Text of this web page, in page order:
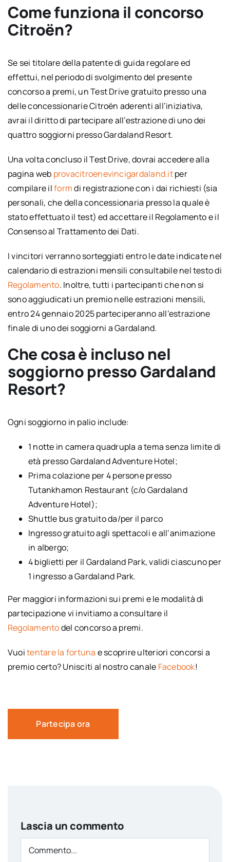
Come funziona il concorso
Citroën?
Se sei titolare della patente di guida regolare ed
effettui, nel periodo di svolgimento del presente
concorso a premi, un Test Drive gratuito presso una
delle concessionarie Citroën aderenti all’iniziativa,
avrai il diritto di partecipare all’estrazione di uno dei
quattro soggiorni presso Gardaland Resort.
Una volta concluso il Test Drive, dovrai accedere alla
pagina web provacitroenevincigardaland.itper
compilare ilformdi registrazione con i dai richiesti (sia
personali, che della concessionaria presso la quale è
stato effettuato il test) ed accettare il Regolamento e il
Consenso al Trattamento dei Dati.
I vincitori verranno sorteggiati entro le date indicate nel
calendario di estrazioni mensili consultabile nel testo di
Regolamento. Inoltre, tutti i partecipanti che non si
sono aggiudicati un premio nelle estrazioni mensili,
entro 24 gennaio 2025 parteciperanno all’estrazione
finale di uno dei soggiorni a Gardaland.
Che cosa è incluso nel
soggiorno presso Gardaland
Resort?
Ogni soggiorno in palio include:
1 notte in camera quadrupla a tema senza limite di
età presso Gardaland Adventure Hotel;
Prima colazione per 4 persone presso
Tutankhamon Restaurant (c/o Gardaland
Adventure Hotel);
Shuttle bus gratuito da/per il parco
Ingresso gratuito agli spettacoli e all’animazione
in albergo;
4 biglietti per il Gardaland Park, validi ciascuno per
1 ingresso a Gardaland Park.
Per maggiori informazioni sui premi e le modalità di
partecipazione vi invitiamo a consultare il
Regolamentodel concorso a premi.
Vuoitentare la fortuna e scoprire ulteriori concorsi a
premio certo? Unisciti al nostro canale Facebook!
Partecipa ora
Lascia un commento
Comment